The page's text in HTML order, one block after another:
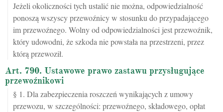
Jeżeli okoliczności tych ustalić nie można, odpowiedzialność
ponoszą wszyscy przewoźnicy w stosunku do przypadającego
im przewoźnego. Wolny od odpowiedzialności jest przewoźnik,
który udowodni, że szkoda nie powstała na przestrzeni, przez
którą przewoził.
Art. 790. Ustawowe prawo zastawu przysługujące
przewoźnikowi
§ 1. Dla zabezpieczenia roszczeń wynikających z umowy
przewozu, w szczególności: przewoźnego, składowego, opłat